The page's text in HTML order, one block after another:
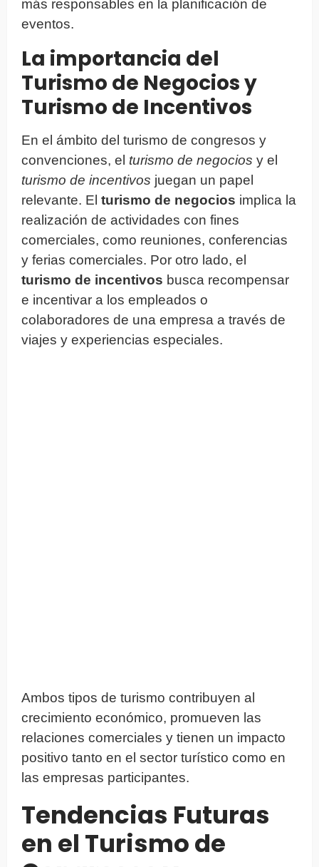
más responsables en la planificación de
eventos.
La importancia del
Turismo de Negocios y
Turismo de Incentivos
En el ámbito del turismo de congresos y
convenciones, el turismo de negocios y el
turismo de incentivos juegan un papel
relevante. El turismo de negocios implica la
realización de actividades con fines
comerciales, como reuniones, conferencias
y ferias comerciales. Por otro lado, el
turismo de incentivos busca recompensar
e incentivar a los empleados o
colaboradores de una empresa a través de
viajes y experiencias especiales.
Ambos tipos de turismo contribuyen al
crecimiento económico, promueven las
relaciones comerciales y tienen un impacto
positivo tanto en el sector turístico como en
las empresas participantes.
Tendencias Futuras
en el Turismo de